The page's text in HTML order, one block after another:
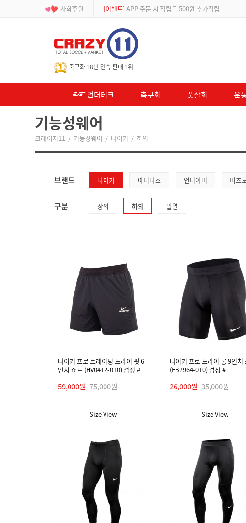
사회후원 [이벤트] APP 주문 시 적립금 500원 추가적립
축구화 18년 연속 판매 1위
언더테크 축구화 풋살화 운
기능성웨어
크레이지11 / 기능성웨어 / 나이키 / 하의
브랜드 나이키 아디다스 언더아머 미즈
구분 상의 하의 발열
나이키 프로 트레이닝 드라이 핏 6
인치 쇼트 (HV0412-010) 검정 #
59,000원 75,000원
Size View
나이키 프로 드라이 롱 9인치
(FB7964-010) 검정 #
26,000원 35,000원
Size View